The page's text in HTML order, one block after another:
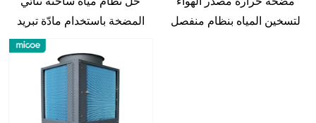
المضخة باستخدام مادّة تبريد
MICOER410 لمجالات تجاريّة
وصناعيّة
لتسخين المياه بنظام منفصل